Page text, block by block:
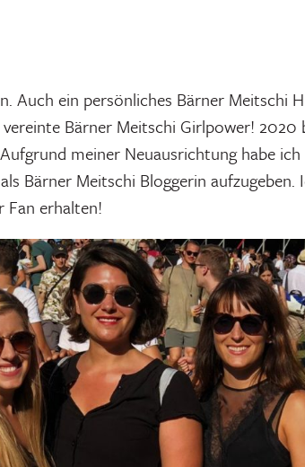
Auch ein persönliches Bärner Meitschi
Bärner Meitschi Girlpower!
meiner Neuausrichtung habe
Bärner Meitschi Bloggerin aufzugeben.
Fan erhalten!